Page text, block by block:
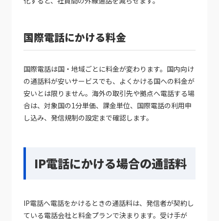
国際電話にかける料金
国際電話は国・地域ごとに料金が変わります。国内向け
の通話料が安いサービスでも、よくかける国への料金が
安いとは限りません。海外の取引先や拠点へ電話する場
合は、対象国の1分単価、課金単位、国際電話の利用申
し込み、発信規制の設定まで確認します。
IP電話にかける場合の通話料
IP電話へ電話をかけるときの通話料は、発信者が契約し
ている電話会社と料金プランで決まります。受け手が